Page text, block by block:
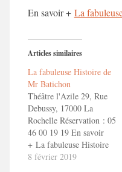
En savoir + La
Articles similaires
La fabuleuse Histoire de
Mr Batichon
Théâtre l'Azile 29, Rue
Debussy, 17000 La
Rochelle Réservation : 05
46 00 19 19 En savoir
+ La fabuleuse Histoire
de Mr Batichon Bande
8 février 2019